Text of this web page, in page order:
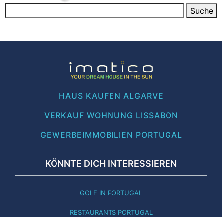
HAUS KAUFEN ALGARVE
VERKAUF WOHNUNG LISSABON
GEWERBEIMMOBILIEN PORTUGAL
KÖNNTE DICH INTERESSIEREN
GOLF IN PORTUGAL
RESTAURANTS PORTUGAL